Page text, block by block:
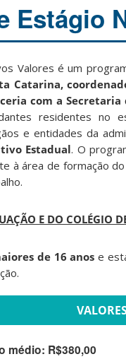
Estágio
Valores é um
Catarina,
com a Secretaria
residentes no
e entidades da
Estadual. O
à área de formação
E DO COLÉGIO
de 16 anos e
médio: R$380,00